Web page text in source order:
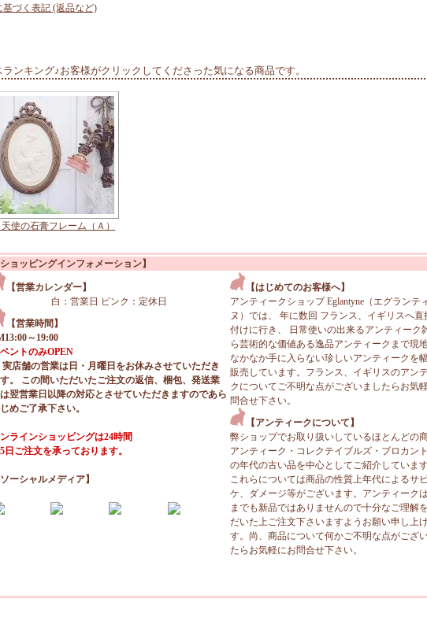
基づく表記 (返品など)
ランキング♪お客様がクリックしてくださった気になる商品です。
使の石膏フレーム（Ａ）
ショッピングインフォメーション】
【営業カレンダー】
白：営業日 ピンク：定休日
【営業時間】
～19:00
ントのみOPEN
店舗の営業は日・月曜日をお休みさせていただき
。 この間いただいたご注文の返信、梱包、発送業
翌営業日以降の対応とさせていただきますのであら
めご了承下さい。
ラインショッピングは24時間
日ご注文を承っております。
ソーシャルメディア】
【はじめてのお客様へ】
アンティークショップ Eglantyne（エグランテ
ヌ）では、 年に数回 フランス、イギリスへ直
付けに行き、 日常使いの出来るアンティーク
ら芸術的な価値ある逸品アンティークまで現
なかなか手に入らない珍しいアンティークを
販売しています。フランス、イギリスのアン
クについてご不明な点がございましたらお気
問合せ下さい。
【アンティークについて】
弊ショップでお取り扱いしているほとんどの
アンティーク・コレクテイブルズ・ブロカン
の年代の古い品を中心としてご紹介しています
これらについては商品の性質上年代によるサ
ケ、ダメージ等がございます。アンティーク
までも新品ではありませんので十分なご理解
だいた上ご注文下さいますようお願い申し上
す。尚、商品について何かご不明な点がござ
たらお気軽にお問合せ下さい。